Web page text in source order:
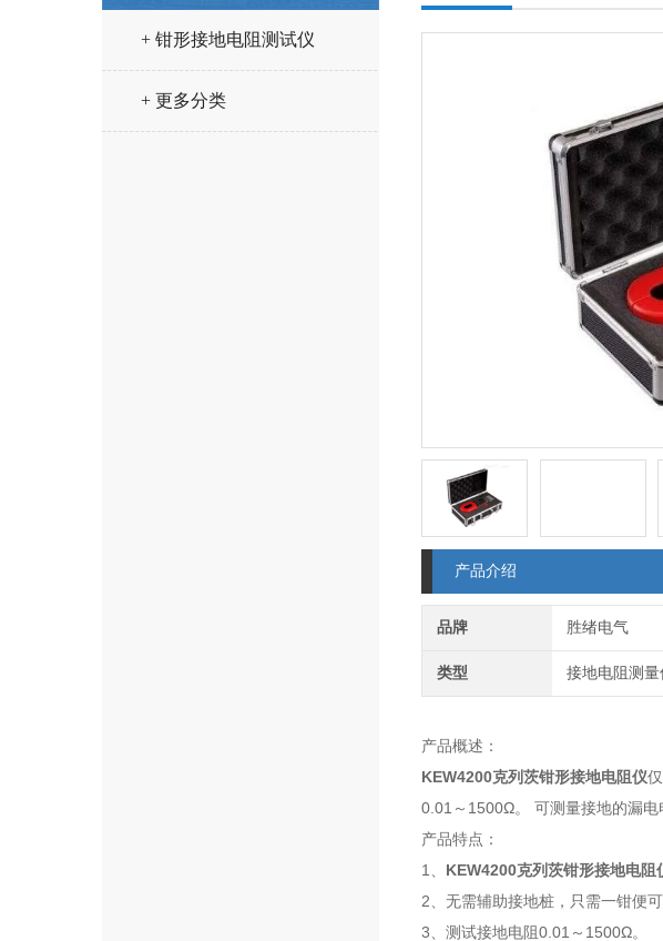
+ 钳形接地电阻测试仪
+ 更多分类
产品介绍
品牌 胜绪电气
类型 接地电阻测量
产品概述：
KEW4200克列茨钳形接地电阻仪
0.01～1500Ω。 可测量接地的漏电
产品特点：
1、 KEW4200克列茨钳形接地电阻
2、无需辅助接地桩，只需一钳便可
3、测试接地电阻0.01～1500Ω。